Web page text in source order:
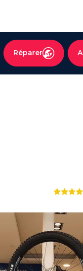
Réparer
Révision